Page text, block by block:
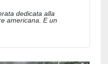
dedicata alla
americana. E un